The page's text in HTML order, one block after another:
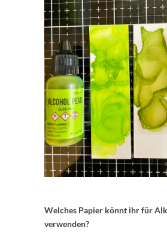
Welches Papier könnt ihr für
verwenden?